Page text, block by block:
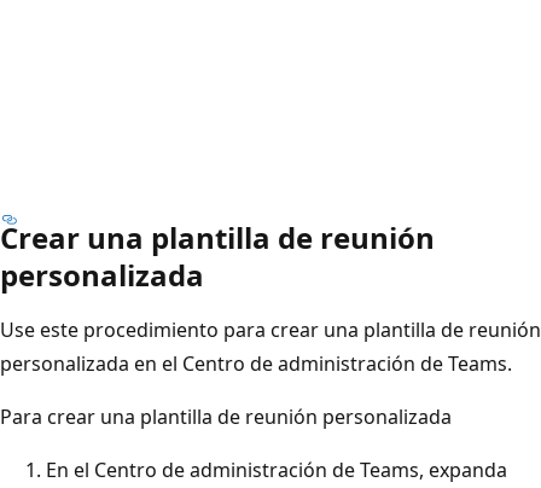
Crear una plantilla de reunión
personalizada
Use este procedimiento para crear una plantilla de reunión
personalizada en el Centro de administración de Teams.
Para crear una plantilla de reunión personalizada
En el Centro de administración de Teams, expanda